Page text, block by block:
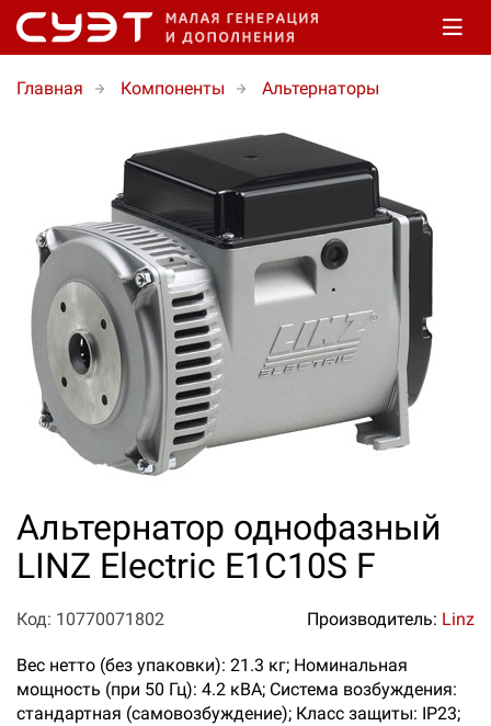
Главная Компоненты Альтернаторы
Альтернатор однофазный
LINZ Electric E1C10S F
Код: 10770071802 Производитель: Linz
Вес нетто (без упаковки): 21.3 кг; Номинальная
мощность (при 50 Гц): 4.2 кВА; Система возбуждения:
стандартная (самовозбуждение); Класс защиты: IP23;